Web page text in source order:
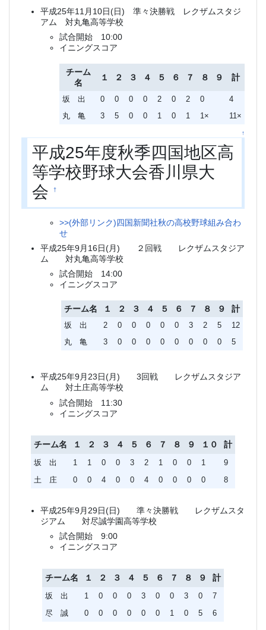
平成25年11月10日(日) 準々決勝戦 レクザムスタジ
アム 対丸亀高等学校
試合開始 10:00
イニングスコア
チーム
名
１ ２ ３ ４ ５ ６ ７ ８ ９ 計
坂 出 0 0 0 0 2 0 2 0
4
丸 亀
3 5 0 0 1 0 1 1× 11×
↑
平成25年度秋季四国地区高
等学校野球大会香川県大
会†
>>(外部リンク)四国新聞社秋の高校野球組み合わ
せ
平成25年9月16日(月) ２回戦 レクザムスタジア
ム 対丸亀高等学校
試合開始 14:00
イニングスコア
チーム名 １ ２ ３ ４ ５ ６ ７ ８ ９ 計
坂 出 2 0 0 0 0 0 3 2 5
12
丸 亀
3 0 0 0 0 0 0 0 0 5
平成25年9月23日(月) 3回戦 レクザムスタジア
ム 対土庄高等学校
試合開始 11:30
イニングスコア
チーム名 １ ２ ３ ４ ５ ６ ７ ８ ９ １０ 計
坂 出 1 1 0 0 3 2 1 0 0 1
9
土 庄
0 0 4 0 0 4 0 0 0 0 8
平成25年9月29日(日) 準々決勝戦 レクザムスタ
ジアム 対尽誠学園高等学校
試合開始 9:00
イニングスコア
チーム名 １ ２ ３ ４ ５ ６ ７ ８ ９ 計
坂 出 1 0 0 0 3 0 0 3 0
7
尽 誠
0 0 0 0 0 0 1 0 5 6